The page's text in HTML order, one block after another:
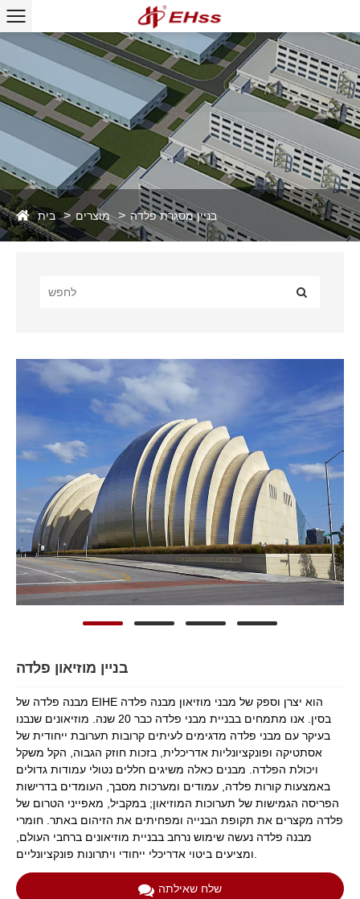
בית מוצרים בניין מסגרת פלדה
בניין מוזיאון פלדה
מבנה פלדה של EIHE הוא יצרן וספק של מבני מוזיאון מבנה פלדה
בסין. אנו מתמחים בבניית מבני פלדה כבר 20 שנה. מוזיאונים שנבנו
בעיקר עם מבני פלדה מדגימים לעיתים קרובות תערובת ייחודית של
אסתטיקה ופונקציונליות אדריכלית, בזכות חוזק הגבוה, הקל משקל
ויכולת הפלדה. מבנים כאלה משיגים חללים נטולי עמודות גדולים
באמצעות קורות פלדה, עמודים ומערכות מסבך, העומדים בדרישות
הפריסה הגמישות של תערוכות המוזיאון; במקביל, מאפייני הטרום של
פלדה מקצרים את תקופת הבנייה ומפחיתים את הזיהום באתר. חומרי
מבנה פלדה נעשה שימוש נרחב בבניית מוזיאונים ברחבי העולם,
שלח שאילתה